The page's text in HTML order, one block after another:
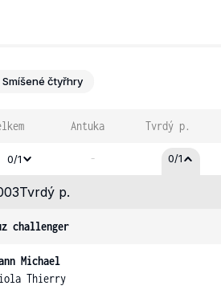
Smíšené čtyřhry
Antuka Tvrdý p.
0/1 - 0/1
Tvrdý p.
challenger
Michael
Thierry